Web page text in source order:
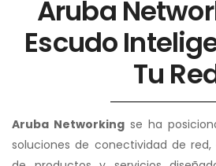
Aruba
Escudo
Tu
Aruba Networkingse ha
soluciones de conectividad de